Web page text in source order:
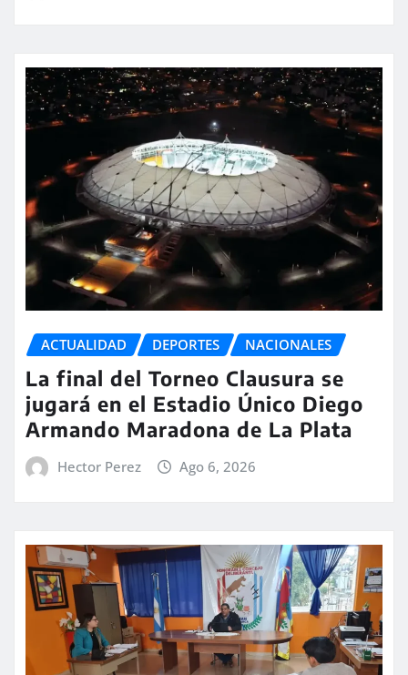
ACTUALIDAD DEPORTES NACIONALES
La final del Torneo Clausura se
jugará en el Estadio Único Diego
Armando Maradona de La Plata
Hector Perez Ago 6, 2026